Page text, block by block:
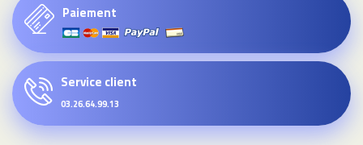
Paiement
Service client
03.26.64.99.13